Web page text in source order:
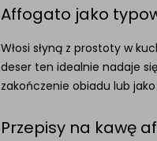
Affogato jako
Włosi słyną z prostoty w
deser ten idealnie nadaje
zakończenie obiadu lub
Przepisy na kawę